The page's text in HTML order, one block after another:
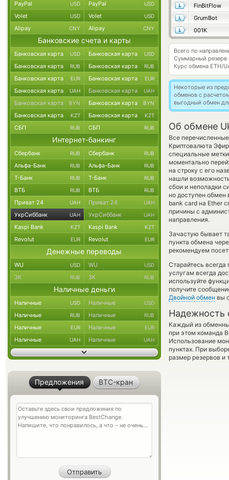
FinBitFlow
GrumBot
001K
Всего по
Суммарный резерв
Курс обмена ETH/
Некоторые из
обменов с
выгодный обмен
Об обмене
Все
Криптовалюта
специальные
моментально
на строку с его
нашли
сбои и неполадки
но доступен
bank card на Ether
причины с
направления.
Зачастую бывает
пункта обмена
рекомендуем
Старайтесь
услугам всегда
используйте
получите
Двойной обмен вы
Надежность
Каждый из
при этом команда
Использование
пунктах. При
размер резервов и
PayPal USD PayPal USD
Volet USD Volet USD
Alipay CNY Alipay CNY
Банковские счета и карты
Банковская карта USD Банковская карта USD
Банковская карта RUB Банковская карта RUB
Банковская карта EUR Банковская карта EUR
Банковская карта UAH Банковская карта UAH
Банковская карта BYN Банковская карта BYN
Банковская карта KZT Банковская карта KZT
СБП RUB СБП RUB
Интернет-банкинг
Сбербанк RUB Сбербанк RUB
Альфа-Банк RUB Альфа-Банк RUB
Т-Банк RUB Т-Банк RUB
ВТБ RUB ВТБ RUB
Приват 24 UAH Приват 24 UAH
УкрСиббанк UAH УкрСиббанк UAH
Kaspi Bank KZT Kaspi Bank KZT
Revolut EUR Revolut EUR
Денежные переводы
WU USD WU USD
ЗК RUB ЗК RUB
Наличные деньги
Наличные USD Наличные USD
Наличные RUB Наличные RUB
Наличные EUR Наличные EUR
Наличные UAH Наличные UAH
Предложения BTC-кран